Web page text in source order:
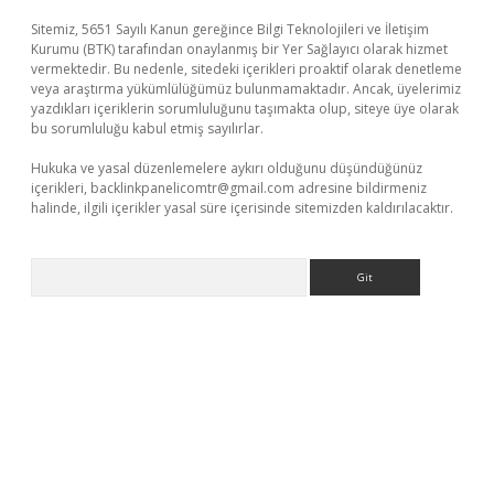
Sitemiz, 5651 Sayılı Kanun gereğince Bilgi Teknolojileri ve İletişim
Kurumu (BTK) tarafından onaylanmış bir Yer Sağlayıcı olarak hizmet
vermektedir. Bu nedenle, sitedeki içerikleri proaktif olarak denetleme
veya araştırma yükümlülüğümüz bulunmamaktadır. Ancak, üyelerimiz
yazdıkları içeriklerin sorumluluğunu taşımakta olup, siteye üye olarak
bu sorumluluğu kabul etmiş sayılırlar.
Hukuka ve yasal düzenlemelere aykırı olduğunu düşündüğünüz
içerikleri, backlinkpanelicomtr@gmail.com adresine bildirmeniz
halinde, ilgili içerikler yasal süre içerisinde sitemizden kaldırılacaktır.